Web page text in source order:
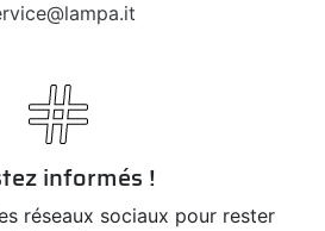
informés !
réseaux sociaux pour rester